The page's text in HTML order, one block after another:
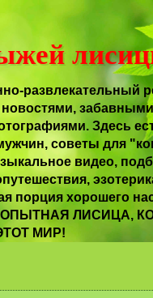
развлекательный
Здесь
советы для
видео,
порция хорошего
ЛИСИЦА,
МИР!